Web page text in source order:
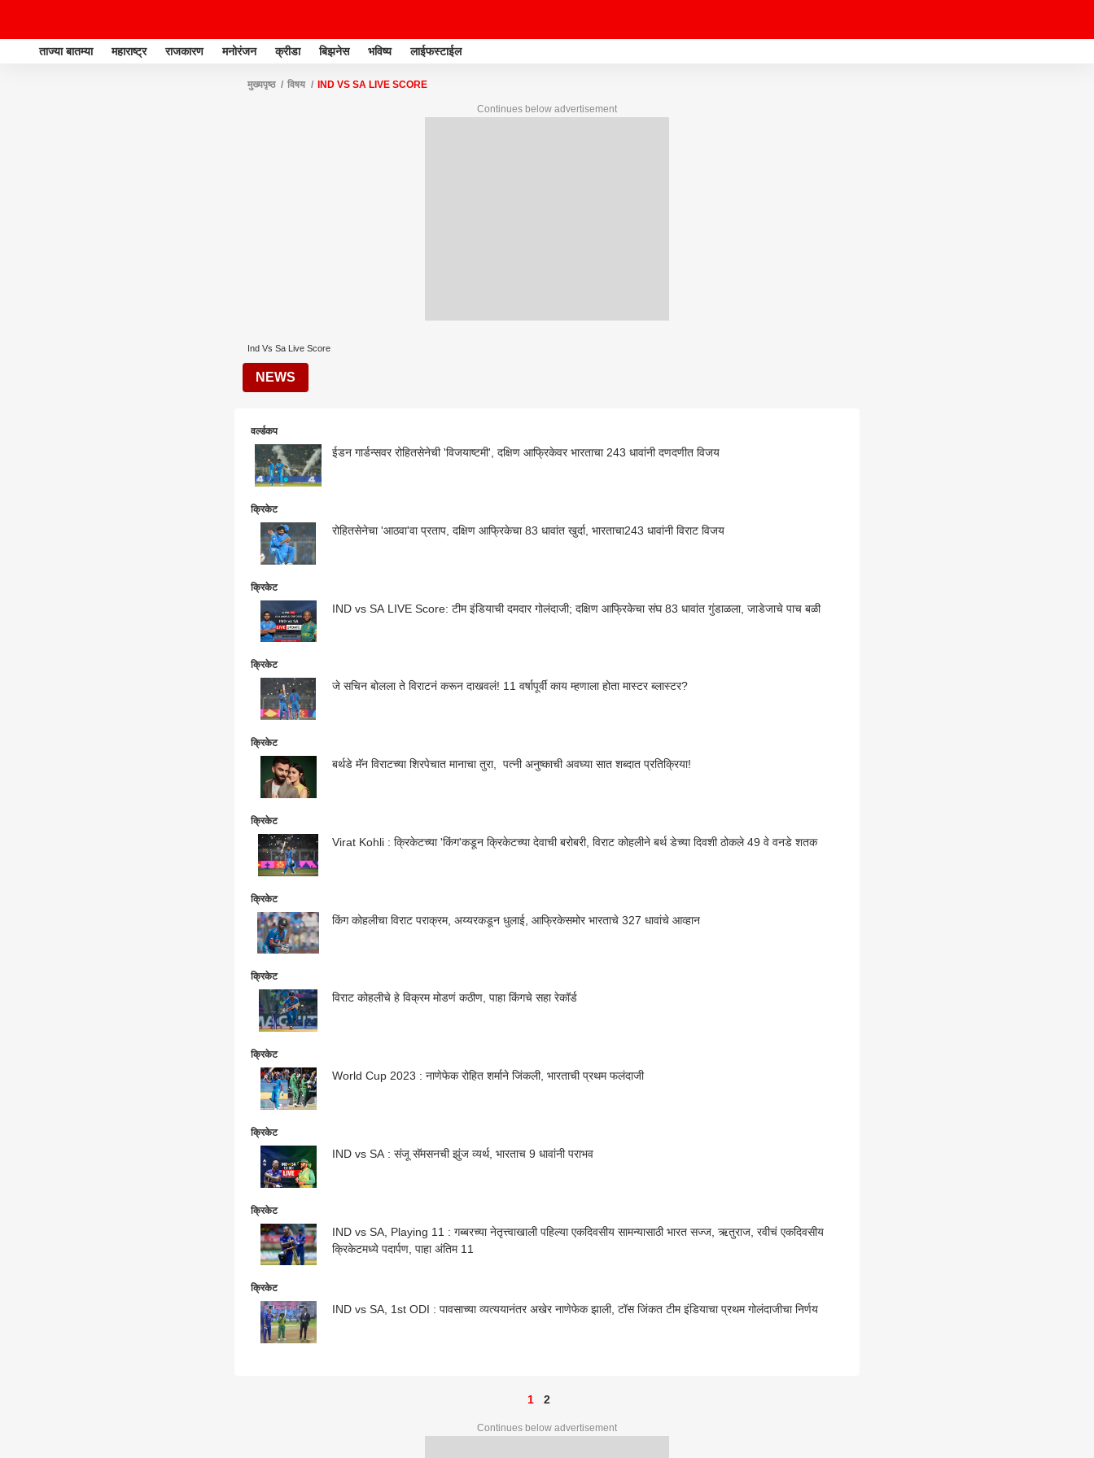
ताज्या बातम्या महाराष्ट्र राजकारण मनोरंजन क्रीडा बिझनेस भविष्य लाईफस्टाईल
मुख्यपृष्ठ विषय IND VS SA LIVE SCORE
Continues below advertisement
Ind Vs Sa Live Score
NEWS
वर्ल्डकप
ईडन गार्डन्सवर रोहितसेनेची 'विजयाष्टमी', दक्षिण आफ्रिकेवर भारताचा 243 धावांनी दणदणीत विजय
क्रिकेट
रोहितसेनेचा 'आठवा'वा प्रताप, दक्षिण आफ्रिकेचा 83 धावांत खुर्दा, भारताचा243 धावांनी विराट विजय
क्रिकेट
IND vs SA LIVE Score: टीम इंडियाची दमदार गोलंदाजी; दक्षिण आफ्रिकेचा संघ 83 धावांत गुंडाळला, जाडेजाचे पाच बळी
क्रिकेट
जे सचिन बोलला ते विराटनं करून दाखवलं! 11 वर्षापूर्वी काय म्हणाला होता मास्टर ब्लास्टर?
क्रिकेट
बर्थडे मॅन विराटच्या शिरपेचात मानाचा तुरा, पत्नी अनुष्काची अवघ्या सात शब्दात प्रतिक्रिया!
क्रिकेट
Virat Kohli : क्रिकेटच्या 'किंग'कडून क्रिकेटच्या देवाची बरोबरी, विराट कोहलीने बर्थ डेच्या दिवशी ठोकले 49 वे वनडे शतक
क्रिकेट
किंग कोहलीचा विराट पराक्रम, अय्यरकडून धुलाई, आफ्रिकेसमोर भारताचे 327 धावांचे आव्हान
क्रिकेट
विराट कोहलीचे हे विक्रम मोडणं कठीण, पाहा किंगचे सहा रेकॉर्ड
क्रिकेट
World Cup 2023 : नाणेफेक रोहित शर्माने जिंकली, भारताची प्रथम फलंदाजी
क्रिकेट
IND vs SA : संजू सॅमसनची झुंज व्यर्थ, भारताच 9 धावांनी पराभव
क्रिकेट
IND vs SA, Playing 11 : गब्बरच्या नेतृत्त्वाखाली पहिल्या एकदिवसीय सामन्यासाठी भारत सज्ज, ऋतुराज, रवीचं एकदिवसीय
क्रिकेटमध्ये पदार्पण, पाहा अंतिम 11
क्रिकेट
IND vs SA, 1st ODI : पावसाच्या व्यत्ययानंतर अखेर नाणेफेक झाली, टॉस जिंकत टीम इंडियाचा प्रथम गोलंदाजीचा निर्णय
1 2
Continues below advertisement